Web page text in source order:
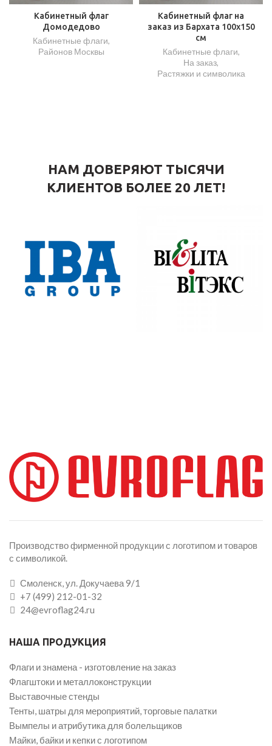
Кабинетный флаг
Домодедово
Кабинетные флаги,
Районов Москвы
Кабинетный флаг на
заказ из Бархата 100х150
см
Кабинетные флаги,
На заказ,
Растяжки и символика
НАМ ДОВЕРЯЮТ ТЫСЯЧИ
КЛИЕНТОВ БОЛЕЕ 20 ЛЕТ!
Производство фирменной продукции с логотипом и товаров
с символикой.
Смоленск, ул. Докучаева 9/1
+7 (499) 212-01-32
24@evroflag24.ru
НАША ПРОДУКЦИЯ
Флаги и знамена - изготовление на заказ
Флагштоки и металлоконструкции
Выставочные стенды
Тенты, шатры для мероприятий, торговые палатки
Вымпелы и атрибутика для болельщиков
Майки, байки и кепки с логотипом